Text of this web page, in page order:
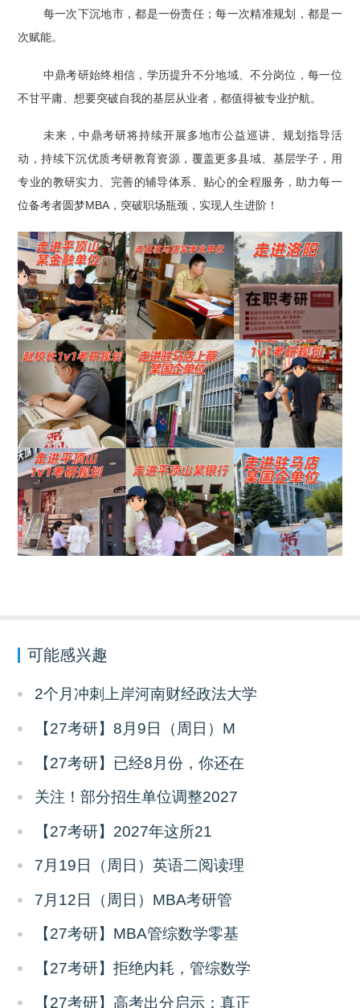
每一次下沉地市，都是一份责任；每一次精准规划，都是一
次赋能。
中鼎考研始终相信，学历提升不分地域、不分岗位，每一位
不甘平庸、想要突破自我的基层从业者，都值得被专业护航。
未来，中鼎考研将持续开展多地市公益巡讲、规划指导活
动，持续下沉优质考研教育资源，覆盖更多县域、基层学子，用
专业的教研实力、完善的辅导体系、贴心的全程服务，助力每一
位备考者圆梦MBA，突破职场瓶颈，实现人生进阶！
可能感兴趣
2个月冲刺上岸河南财经政法大学
【27考研】8月9日（周日）M
【27考研】已经8月份，你还在
关注！部分招生单位调整2027
【27考研】2027年这所21
7月19日（周日）英语二阅读理
7月12日（周日）MBA考研管
【27考研】MBA管综数学零基
【27考研】拒绝内耗，管综数学
【27考研】高考出分启示：真正